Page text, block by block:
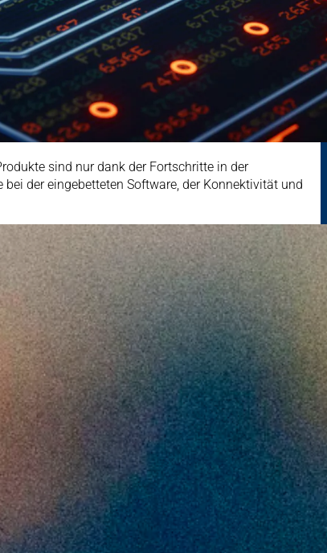
sind nur dank der Fortschritte in der
der eingebetteten Software, der Konnektivität und